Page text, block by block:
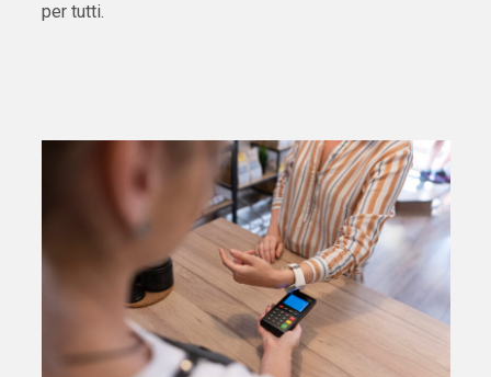
per tutti.